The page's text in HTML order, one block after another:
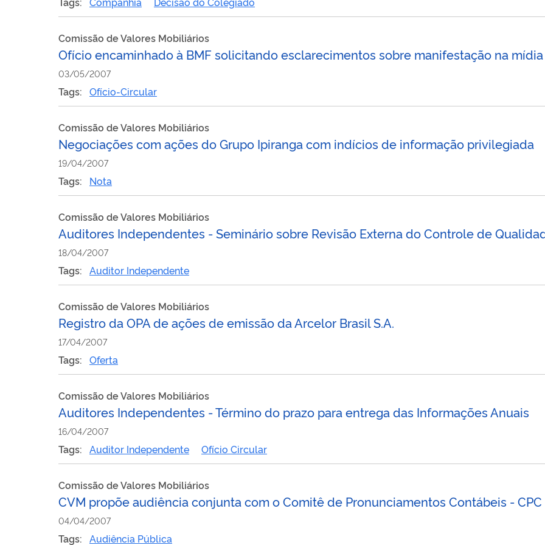
Comissão de Valores Mobiliários
Ofício encaminhado à BMF solicitando esclarecimentos sobre manifestação na mídia
03/05/2007
Tags: Ofício-Circular
Comissão de Valores Mobiliários
Negociações com ações do Grupo Ipiranga com indícios de informação privilegiada
19/04/2007
Tags: Nota
Comissão de Valores Mobiliários
Auditores Independentes - Seminário sobre Revisão Externa do Controle de
18/04/2007
Tags: Auditor Independente
Comissão de Valores Mobiliários
Registro da OPA de ações de emissão da Arcelor Brasil S.A.
17/04/2007
Tags: Oferta
Comissão de Valores Mobiliários
Auditores Independentes - Término do prazo para entrega das Informações Anuais
16/04/2007
Tags: Auditor Independente Ofício Circular
Comissão de Valores Mobiliários
CVM propõe audiência conjunta com o Comitê de Pronunciamentos Contábeis - CPC
04/04/2007
Tags: Audiência Pública